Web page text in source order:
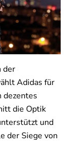
der
Adidas für
dezentes
die Optik
und
der Siege von